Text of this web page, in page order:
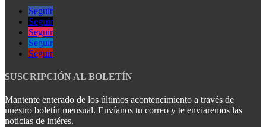
Seguir
Seguir
Seguir
Seguir
Seguir
SUSCRIPCIÓN AL BOLETÍN
Mantente enterado de los últimos acontencimiento a través de
nuestro boletín mensual. Envíanos tu correo y te enviaremos las
noticias de intéres.